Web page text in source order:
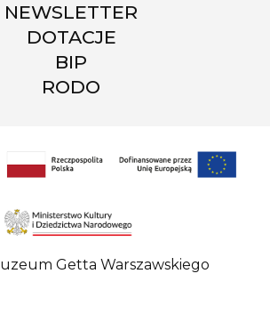
NEWSLETTER
DOTACJE
BIP
RODO
Getta Warszawskiego